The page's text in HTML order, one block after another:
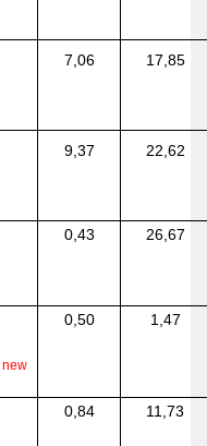
7,06 17,85
9,37 22,62
0,43 26,67
new
0,50 1,47
0,84 11,73